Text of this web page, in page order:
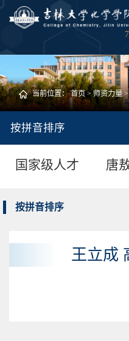
当前位置：首页>师资力量
按拼音排序
国家级人才 唐
按拼音排序
王立成